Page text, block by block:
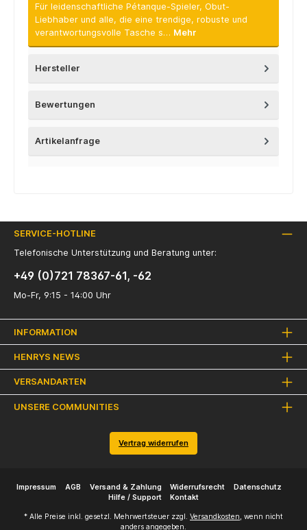
Für leidenschaftliche Pétanque-Spieler, Obut-
Liebhaber und alle, die eine trendige, robuste und
verantwortungsvolle Tasche s… Mehr
Hersteller
Bewertungen
Artikelanfrage
SERVICE-HOTLINE
Telefonische Unterstützung und Beratung unter:
+49 (0)721 78367-61, -62
Mo-Fr, 9:15 - 14:00 Uhr
INFORMATION
HENRYS NEWS
VERSANDARTEN
UNSERE COMMUNITIES
Vertrag widerrufen
Impressum AGB Versand & Zahlung Widerrufsrecht
Datenschutz
Hilfe / Support
Kontakt
* Alle Preise inkl. gesetzl. Mehrwertsteuer zzgl. Versandkosten, wenn nicht
anders angegeben.